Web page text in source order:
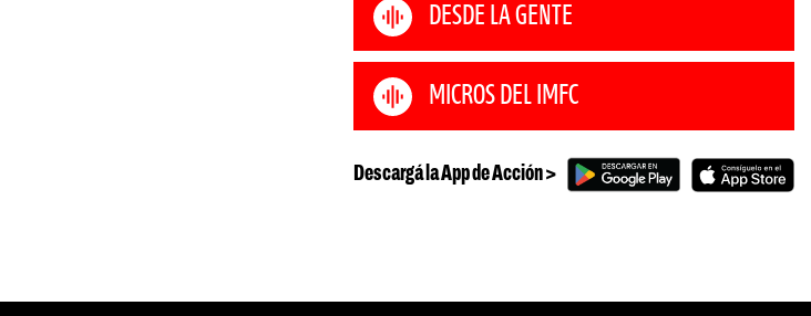
DESDE LA GENTE
MICROS DEL IMFC
Descargá la App de Acción >